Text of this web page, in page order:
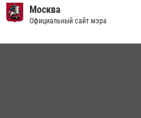
чемпионат по самбо (виео)
15 июля 2026, 14:00 8
Москва
Официальный сайт мэра